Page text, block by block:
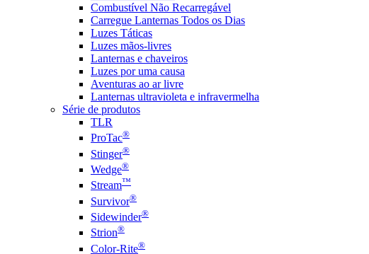
Combustível Não Recarregável
Carregue Lanternas Todos os Dias
Luzes Táticas
Luzes mãos-livres
Lanternas e chaveiros
Luzes por uma causa
Aventuras ao ar livre
Lanternas ultravioleta e infravermelha
Série de produtos
TLR
ProTac®
Stinger®
Wedge®
Stream™
Survivor®
Sidewinder®
Strion®
Color-Rite®